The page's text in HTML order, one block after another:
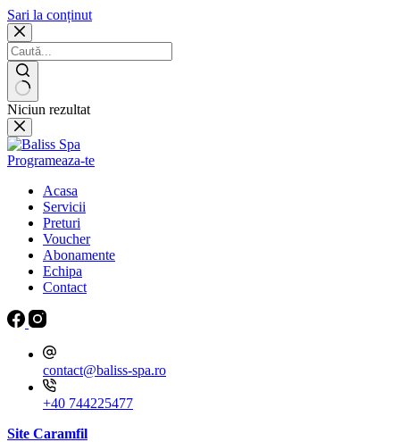
Sari la conținut
Niciun rezultat
Programeaza-te
Acasa
Servicii
Preturi
Voucher
Abonamente
Echipa
Contact
contact@baliss-spa.ro
+40 744225477
Site Caramfil